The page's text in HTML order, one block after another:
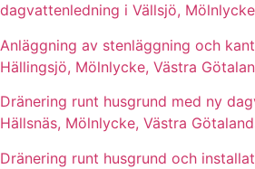
dagvattenledning i Vällsjö,
Anläggning av stenläggning och
Hällingsjö, Mölnlycke, Västra
Dränering runt husgrund med ny
Hällsnäs, Mölnlycke, Västra
Dränering runt husgrund och